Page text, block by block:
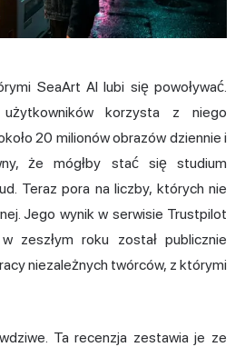
SeaArt AI lubi się powoływać.
korzysta z niego
20 milionów obrazów dziennie i
że mógłby stać się studium
Teraz pora na liczby, których nie
Jego wynik w serwisie Trustpilot
zeszłym roku został publicznie
niezależnych twórców, z którymi
Ta recenzja zestawia je ze